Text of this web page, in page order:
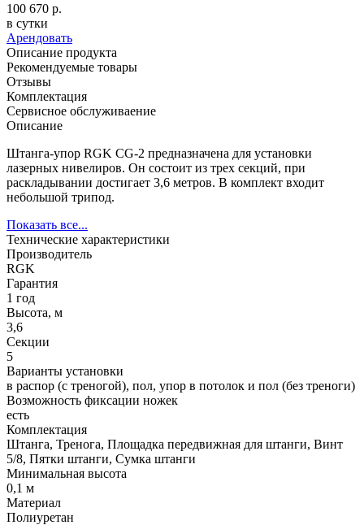
100 670 р.
в сутки
Арендовать
Описание продукта
Рекомендуемые товары
Отзывы
Комплектация
Сервисное обслуживаение
Описание
Штанга-упор RGK CG-2 предназначена для установки
лазерных нивелиров. Он состоит из трех секций, при
раскладывании достигает 3,6 метров. В комплект входит
небольшой трипод.
Показать все...
Технические характеристики
Производитель
RGK
Гарантия
1 год
Высота, м
3,6
Секции
5
Варианты установки
в распор (с треногой), пол, упор в потолок и пол (без треноги)
Возможность фиксации ножек
есть
Комплектация
Штанга, Тренога, Площадка передвижная для штанги, Винт
5/8, Пятки штанги, Сумка штанги
Минимальная высота
0,1 м
Материал
Полиуретан